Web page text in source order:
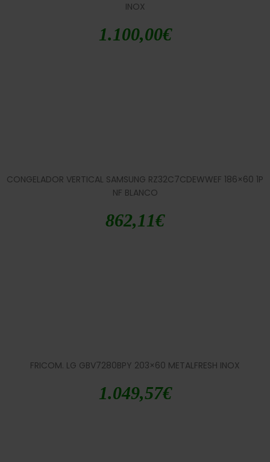
INOX
1.100,00€
CONGELADOR VERTICAL SAMSUNG RZ32C7CDEWWEF 186×60 1P
NF BLANCO
862,11€
FRICOM. LG GBV7280BPY 203×60 METALFRESH INOX
1.049,57€